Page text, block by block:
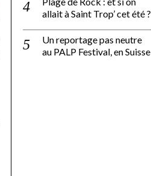
allait à Saint Trop’ cet été ?
Un reportage pas neutre
au PALP Festival, en Suisse